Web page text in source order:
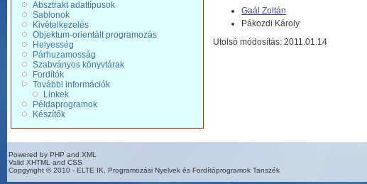
Absztrakt adattípusok
Sablonok
Kivételkezelés
Objektum-orientált programozás
Helyesség
Párhuzamosság
Szabványos könyvtárak
Fordítók
További információk
Linkek
Példaprogramok
Készítők
Gaál Zoltán
Pákozdi Károly
Utolsó módosítás: 2011.01.14
Powered by PHP and XML
Valid XHTML and CSS
Copgyright © 2010 - ELTE IK, Programozási Nyelvek és Fordítóprogramok Tanszék